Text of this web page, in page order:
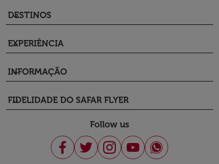
DESTINOS
keyboard_arrow_down
EXPERIÊNCIA
keyboard_arrow_down
INFORMAÇÃO
keyboard_arrow_down
FIDELIDADE DO SAFAR FLYER
keyboard_arrow_down
Follow us